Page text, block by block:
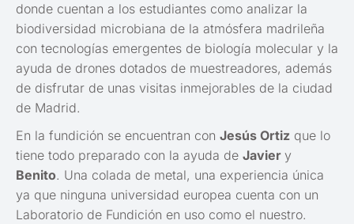
donde cuentan a los estudiantes como analizar la
biodiversidad microbiana de la atmósfera madrileña
con tecnologías emergentes de biología molecular y la
ayuda de drones dotados de muestreadores, además
de disfrutar de unas visitas inmejorables de la ciudad
de Madrid.
En la fundición se encuentran con Jesús Ortiz que lo
tiene todo preparado con la ayuda de Javier y
Benito. Una colada de metal, una experiencia única
ya que ninguna universidad europea cuenta con un
Laboratorio de Fundición en uso como el nuestro.